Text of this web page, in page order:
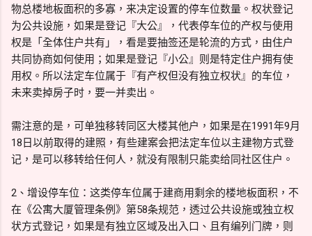
物总楼地板面积的多寡，来决定设置的停车位数量。权状登记
为公共设施，如果是登记『大公』，代表停车位的产权与使用
权是「全体住户共有」，看是要抽签还是轮流的方式，由住户
共同协商如何使用；如果是登记『小公』则是特定住户拥有使
用权。所以法定车位属于『有产权但没有独立权状』的车位，
未来卖掉房子时，要一并卖出。
需注意的是，可单独移转同区大楼其他户，如果是在1991年9月
18日以前取得的建照，有些建案会把法定车位以主建物方式登
记，是可以移转给任何人，就没有限制只能卖给同社区住户。
2、增设停车位：这类停车位属于建商用剩余的楼地板面积，不
在《公寓大厦管理条例》第58条规范，透过公共设施或独立权
状方式登记，如果是有独立区域及出入口、且有编列门牌，则